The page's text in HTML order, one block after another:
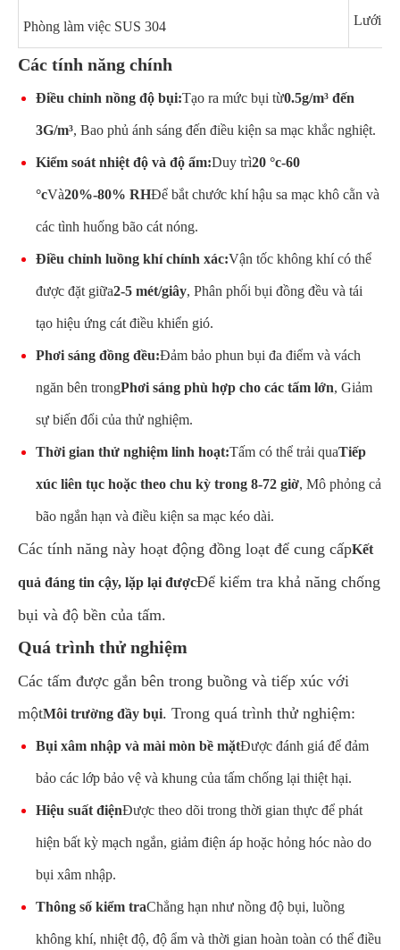
Phòng làm việc SUS 304 Lưới
Các tính năng chính
Điều chỉnh nồng độ bụi:Tạo ra mức bụi từ0.5g/m³ đến
3G/m³, Bao phủ ánh sáng đến điều kiện sa mạc khắc nghiệt.
Kiểm soát nhiệt độ và độ ẩm:Duy trì20 °c-60
°cVà20%-80% RHĐể bắt chước khí hậu sa mạc khô cằn và
các tình huống bão cát nóng.
Điều chỉnh luồng khí chính xác:Vận tốc không khí có thể
được đặt giữa2-5 mét/giây, Phân phối bụi đồng đều và tái
tạo hiệu ứng cát điều khiển gió.
Phơi sáng đồng đều:Đảm bảo phun bụi đa điểm và vách
ngăn bên trongPhơi sáng phù hợp cho các tấm lớn, Giảm
sự biến đổi của thử nghiệm.
Thời gian thử nghiệm linh hoạt:Tấm có thể trải quaTiếp
xúc liên tục hoặc theo chu kỳ trong 8-72 giờ, Mô phỏng cả
bão ngắn hạn và điều kiện sa mạc kéo dài.
Các tính năng này hoạt động đồng loạt để cung cấpKết
quả đáng tin cậy, lặp lại đượcĐể kiểm tra khả năng chống
bụi và độ bền của tấm.
Quá trình thử nghiệm
Các tấm được gắn bên trong buồng và tiếp xúc với
mộtMôi trường đầy bụi. Trong quá trình thử nghiệm:
Bụi xâm nhập và mài mòn bề mặtĐược đánh giá để đảm
bảo các lớp bảo vệ và khung của tấm chống lại thiệt hại.
Hiệu suất điệnĐược theo dõi trong thời gian thực để phát
hiện bất kỳ mạch ngắn, giảm điện áp hoặc hỏng hóc nào do
bụi xâm nhập.
Thông số kiểm traChẳng hạn như nồng độ bụi, luồng
không khí, nhiệt độ, độ ẩm và thời gian hoàn toàn có thể điều